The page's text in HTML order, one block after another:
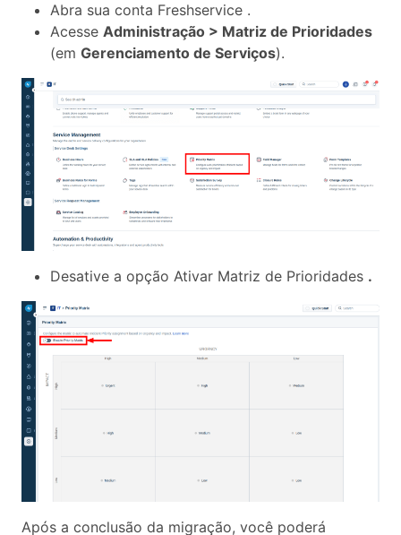
Abra sua conta Freshservice .
Acesse Administração > Matriz de Prioridades
(em Gerenciamento de Serviços).
Desative a opção Ativar Matriz de Prioridades .
Após a conclusão da migração, você poderá